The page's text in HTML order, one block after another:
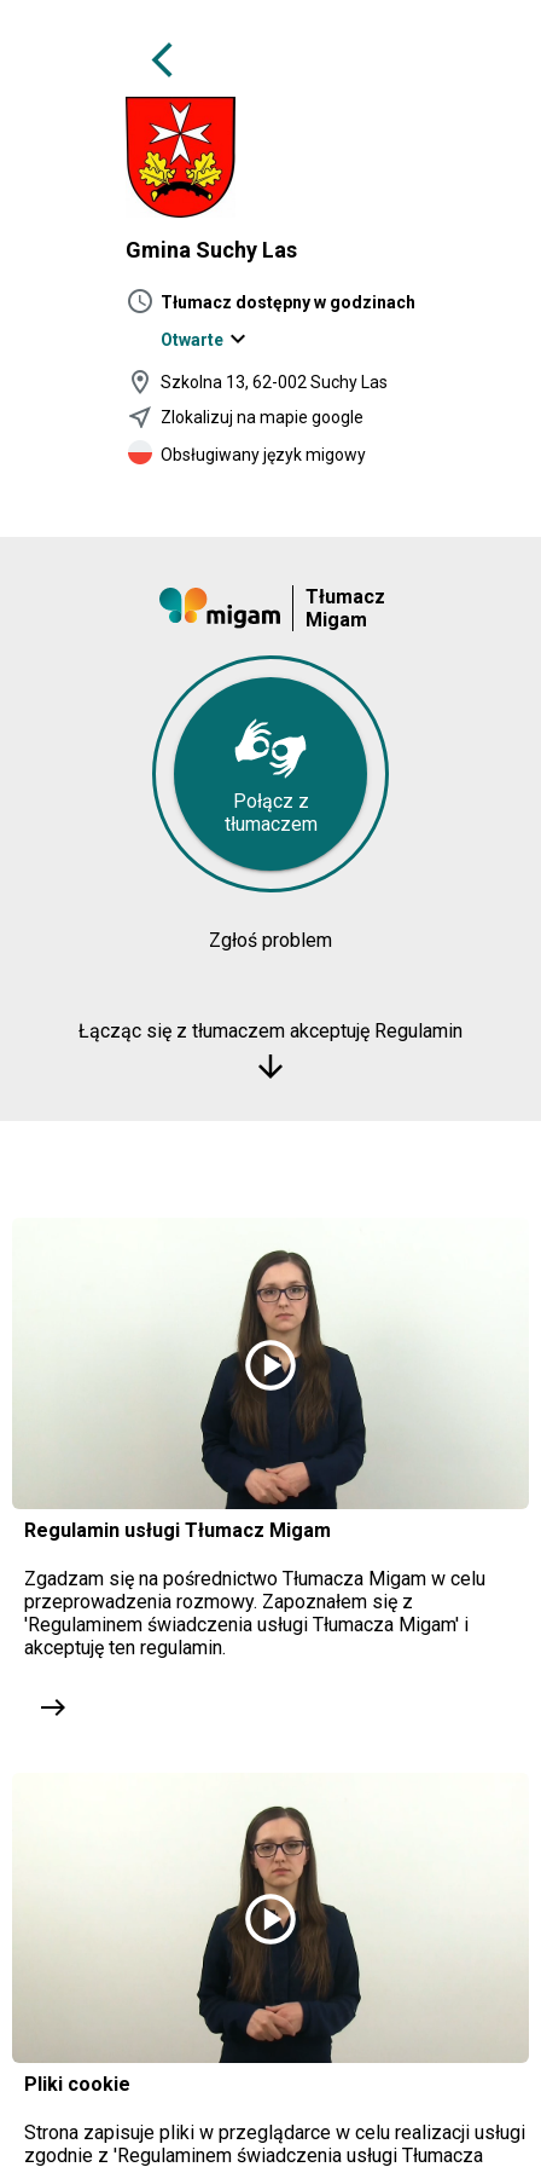
arrow_back_ios
Gmina Suchy Las
schedule Tłumacz dostępny w godzinach
Otwarte expand_more
location_on
Szkolna 13, 62-002 Suchy Las
near_me Zlokalizuj na mapie google
Obsługiwany język migowy
Tłumacz
Migam
Połącz z
tłumaczem
Zgłoś problem
Łącząc się z tłumaczem akceptuję Regulamin
arrow_downward
play_circle
Regulamin usługi Tłumacz Migam
Zgadzam się na pośrednictwo Tłumacza Migam w celu
przeprowadzenia rozmowy. Zapoznałem się z
'Regulaminem świadczenia usługi Tłumacza Migam' i
akceptuję ten regulamin.
east
play_circle
Pliki cookie
Strona zapisuje pliki w przeglądarce w celu realizacji usługi
zgodnie z 'Regulaminem świadczenia usługi Tłumacza